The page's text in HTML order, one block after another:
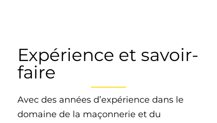
Expérience et savoir-
faire
Avec des années d’expérience dans le
domaine de la maçonnerie et du